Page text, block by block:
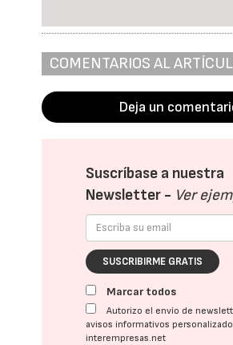
COMENTARIOS AL
Deja un
Suscríbase a nuestra
Newsletter - Ver
SUSCRIBIRME GRATIS
Marcar todos
Autorizo el envío de
avisos informativos
interempresas.net